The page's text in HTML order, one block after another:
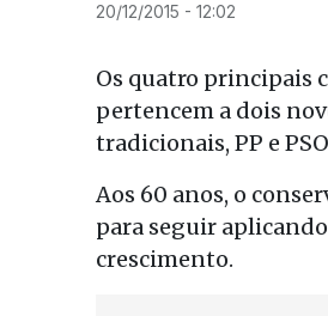
20/12/2015 - 12:02
Os quatro principais
pertencem a dois
tradicionais, PP e
Aos 60 anos, o
para seguir
crescimento.